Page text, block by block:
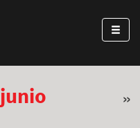
junio »